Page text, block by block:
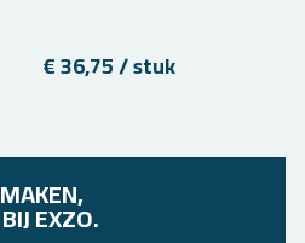
€ 36,75 / stuk
EXZO.